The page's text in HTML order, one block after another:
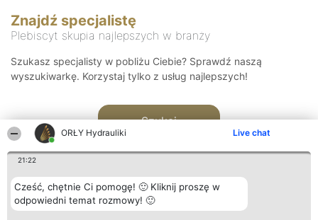
ORŁY Hydrauliki Live chat
21:22
Cześć, chętnie Ci pomogę! 🙂 Kliknij proszę w
odpowiedni temat rozmowy! 🙂
Znajdź specjalistę
Plebiscyt skupia najlepszych w branży
Szukasz specjalisty w pobliżu Ciebie? Sprawdź naszą
wyszukiwarkę. Korzystaj tylko z usług najlepszych!
Szukaj